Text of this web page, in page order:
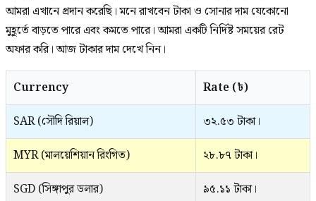
আমরা এখানে প্রদান করেছি। মনে রাখবেন টাকা ও সোনার দাম যেকোনো
মুহূর্তে বাড়তে পারে এবং কমতে পারে। আমরা একটি নির্দিষ্ট সময়ের রেট
অফার করি। আজ টাকার দাম দেখে নিন।
Currency
Rate (৳)
SAR (সৌদি রিয়াল)
৩২.৫৩ টাকা।
MYR (মালয়েশিয়ান রিংগিত)
২৮.৮৭ টাকা।
SGD (সিঙ্গাপুর ডলার)
৯৫.১১ টাকা।